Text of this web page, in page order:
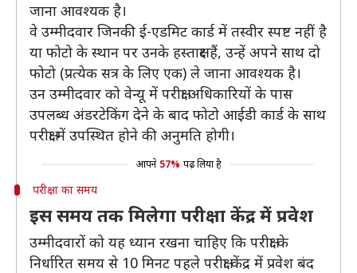
जाना आवश्यक है।
वे उम्मीदवार जिनकी ई-एडमिट कार्ड में तस्वीर स्पष्ट नहीं है
या फोटो के स्थान पर उनके हस्ताक्षर हैं, उन्हें अपने साथ दो
फोटो (प्रत्येक सत्र के लिए एक) ले जाना आवश्यक है।
उन उम्मीदवार को वेन्यू में परीक्षा अधिकारियों के पास
उपलब्ध अंडरटेकिंग देने के बाद फोटो आईडी कार्ड के साथ
परीक्षा में उपस्थित होने की अनुमति होगी।
आपने 57% पढ़ लिया है
परीक्षा का समय
इस समय तक मिलेगा परीक्षा केंद्र में प्रवेश
उम्मीदवारों को यह ध्यान रखना चाहिए कि परीक्षा के
निर्धारित समय से 10 मिनट पहले परीक्षा केंद्र में प्रवेश बंद